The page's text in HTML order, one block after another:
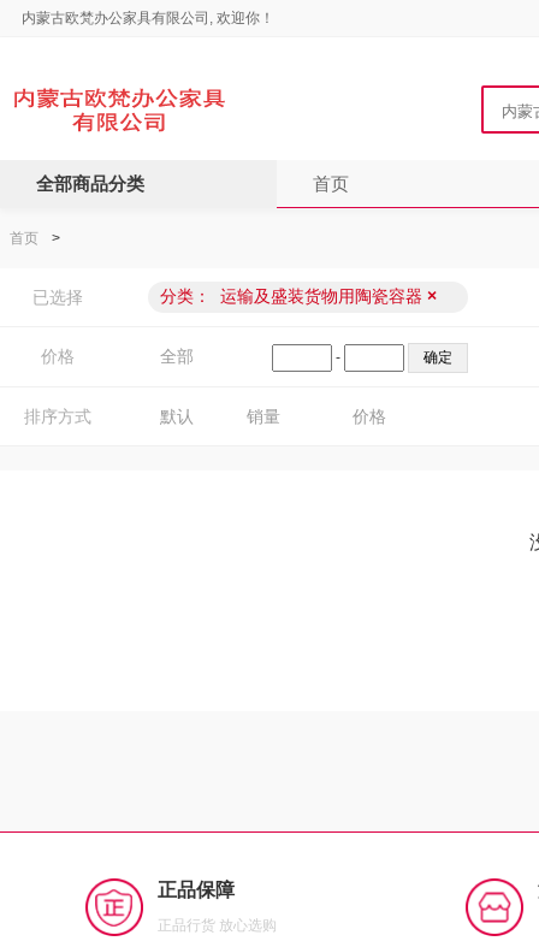
内蒙古欧梵办公家具有限公司, 欢迎你！
全部商品分类 首页
首页 >
已选择 分类： 运输及盛装货物用陶瓷容器 ×
价格 全部 -
排序方式 默认 销量 价格
正品保障
正品行货 放心选购